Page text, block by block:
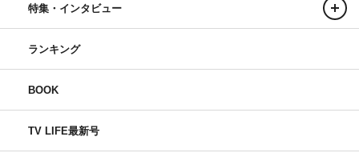
特集・インタビュー
ランキング
BOOK
TV LIFE最新号